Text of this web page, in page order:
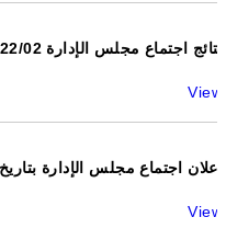
نتائج اجتماع مجلس الإدارة 22/02 الساعة 11:30
View
اعلان اجتماع مجلس الإدارة بتاريخ 22/02 الساعة 11:30
View